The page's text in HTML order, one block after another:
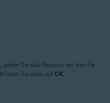
Sie das Passwort ein, das Sie
Sie dann auf OK